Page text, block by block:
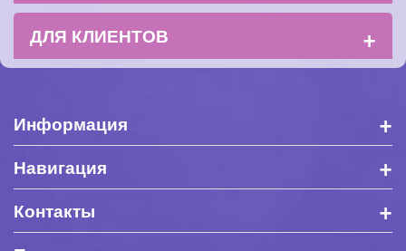
ДЛЯ КЛИЕНТОВ +
Информация +
Навигация +
Контакты +